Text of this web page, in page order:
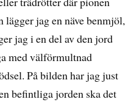
lägger jag en näve benmjöl,
jag i en del av den jord
med välförmultnad
På bilden har jag just
befintliga jorden ska det